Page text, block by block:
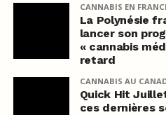
CANNABIS EN
La Polynésie
lancer son
« cannabis
retard
CANNABIS AU
Quick Hit
ces dernières